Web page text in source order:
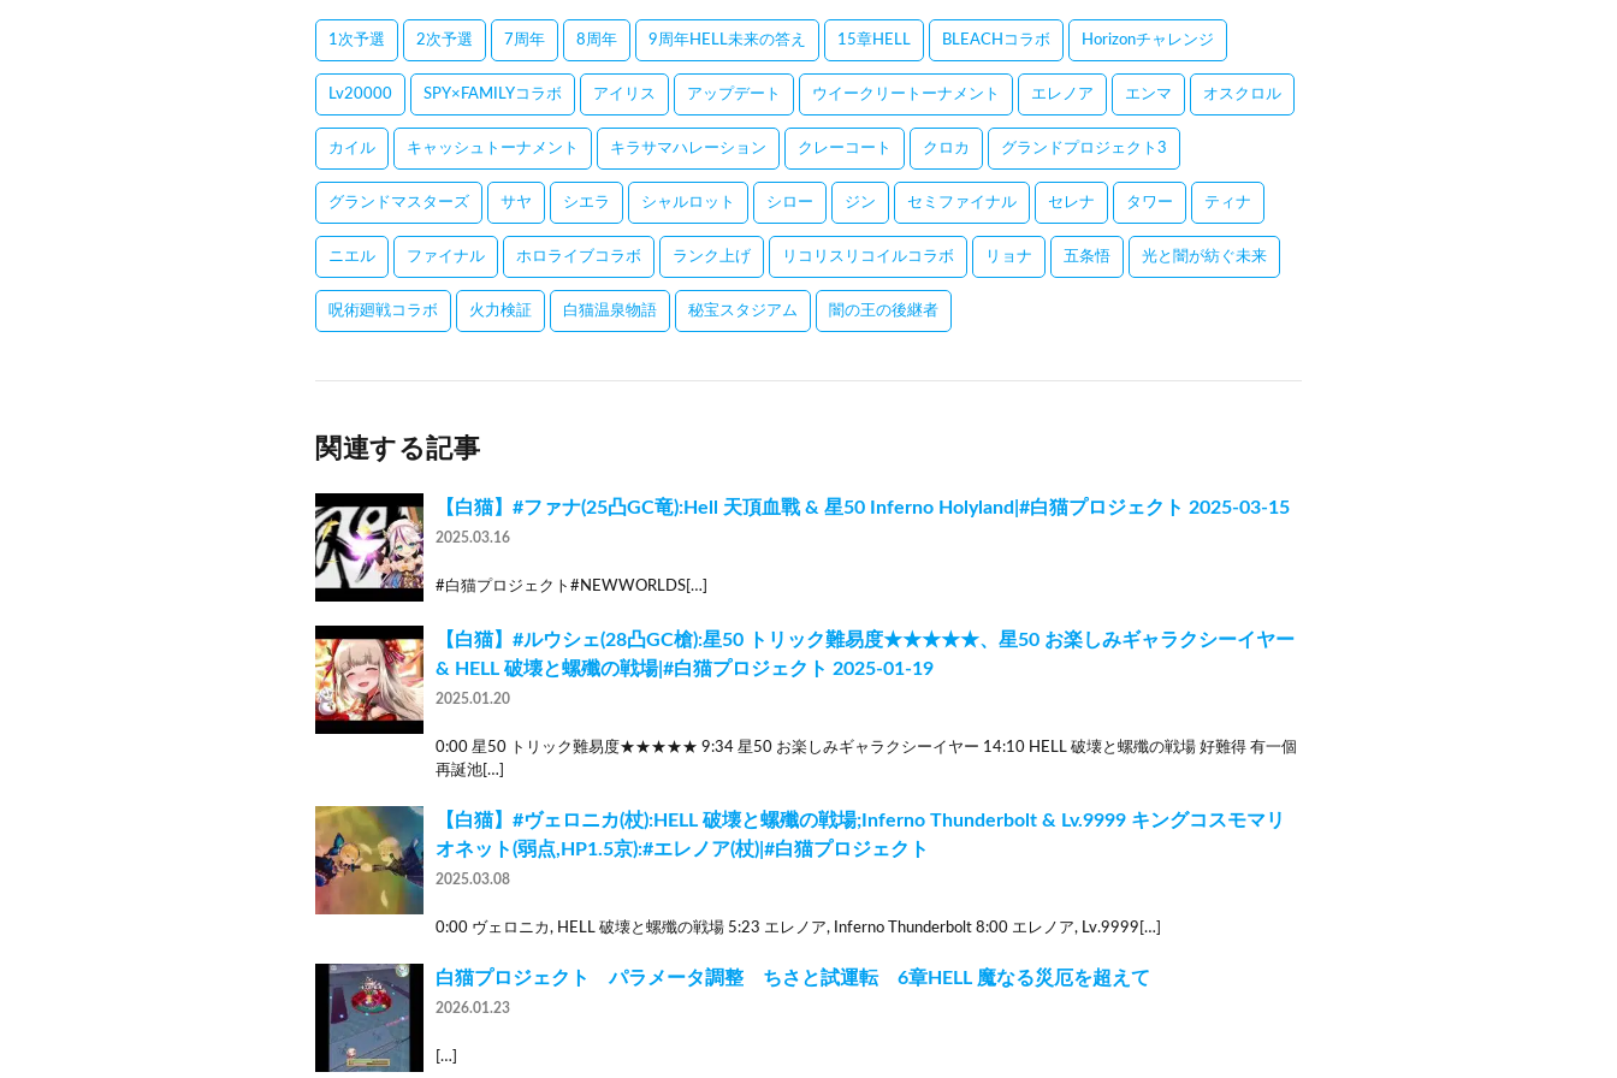
1次予選 2次予選 7周年 8周年 9周年HELL未来の答え 15章HELL BLEACHコラボ Horizonチャレンジ
Lv20000 SPY×FAMILYコラボ アイリス アップデート ウイークリートーナメント エレノア エンマ オスクロル
カイル キャッシュトーナメント キラサマハレーション クレーコート クロカ グランドプロジェクト3
グランドマスターズ サヤ シエラ シャルロット シロー ジン セミファイナル セレナ タワー ティナ
ニエル ファイナル ホロライブコラボ ランク上げ リコリスリコイルコラボ リョナ 五条悟 光と闇が紡ぐ未来
呪術廻戦コラボ 火力検証 白猫温泉物語 秘宝スタジアム 闇の王の後継者
関連する記事
【白猫】#ファナ(25凸GC竜):Hell 天頂血戰 & 星50 Inferno Holyland|#白猫プロジェクト 2025-03-15
2025.03.16
#白猫プロジェクト#NEWWORLDS[…]
【白猫】#ルウシェ(28凸GC槍):星50 トリック難易度★★★★★、星50 お楽しみギャラクシーイヤー
& HELL 破壊と螺殲の戦場|#白猫プロジェクト 2025-01-19
2025.01.20
0:00 星50 トリック難易度★★★★★ 9:34 星50 お楽しみギャラクシーイヤー 14:10 HELL 破壊と螺殲の戦場 好難得 有一個
再誕池[…]
【白猫】#ヴェロニカ(杖):HELL 破壊と螺殲の戦場;Inferno Thunderbolt & Lv.9999 キングコスモマリ
オネット(弱点,HP1.5京):#エレノア(杖)|#白猫プロジェクト
2025.03.08
0:00 ヴェロニカ, HELL 破壊と螺殲の戦場 5:23 エレノア, Inferno Thunderbolt 8:00 エレノア, Lv.9999[…]
白猫プロジェクト パラメータ調整 ちさと試運転 6章HELL 魔なる災厄を超えて
2026.01.23
[…]